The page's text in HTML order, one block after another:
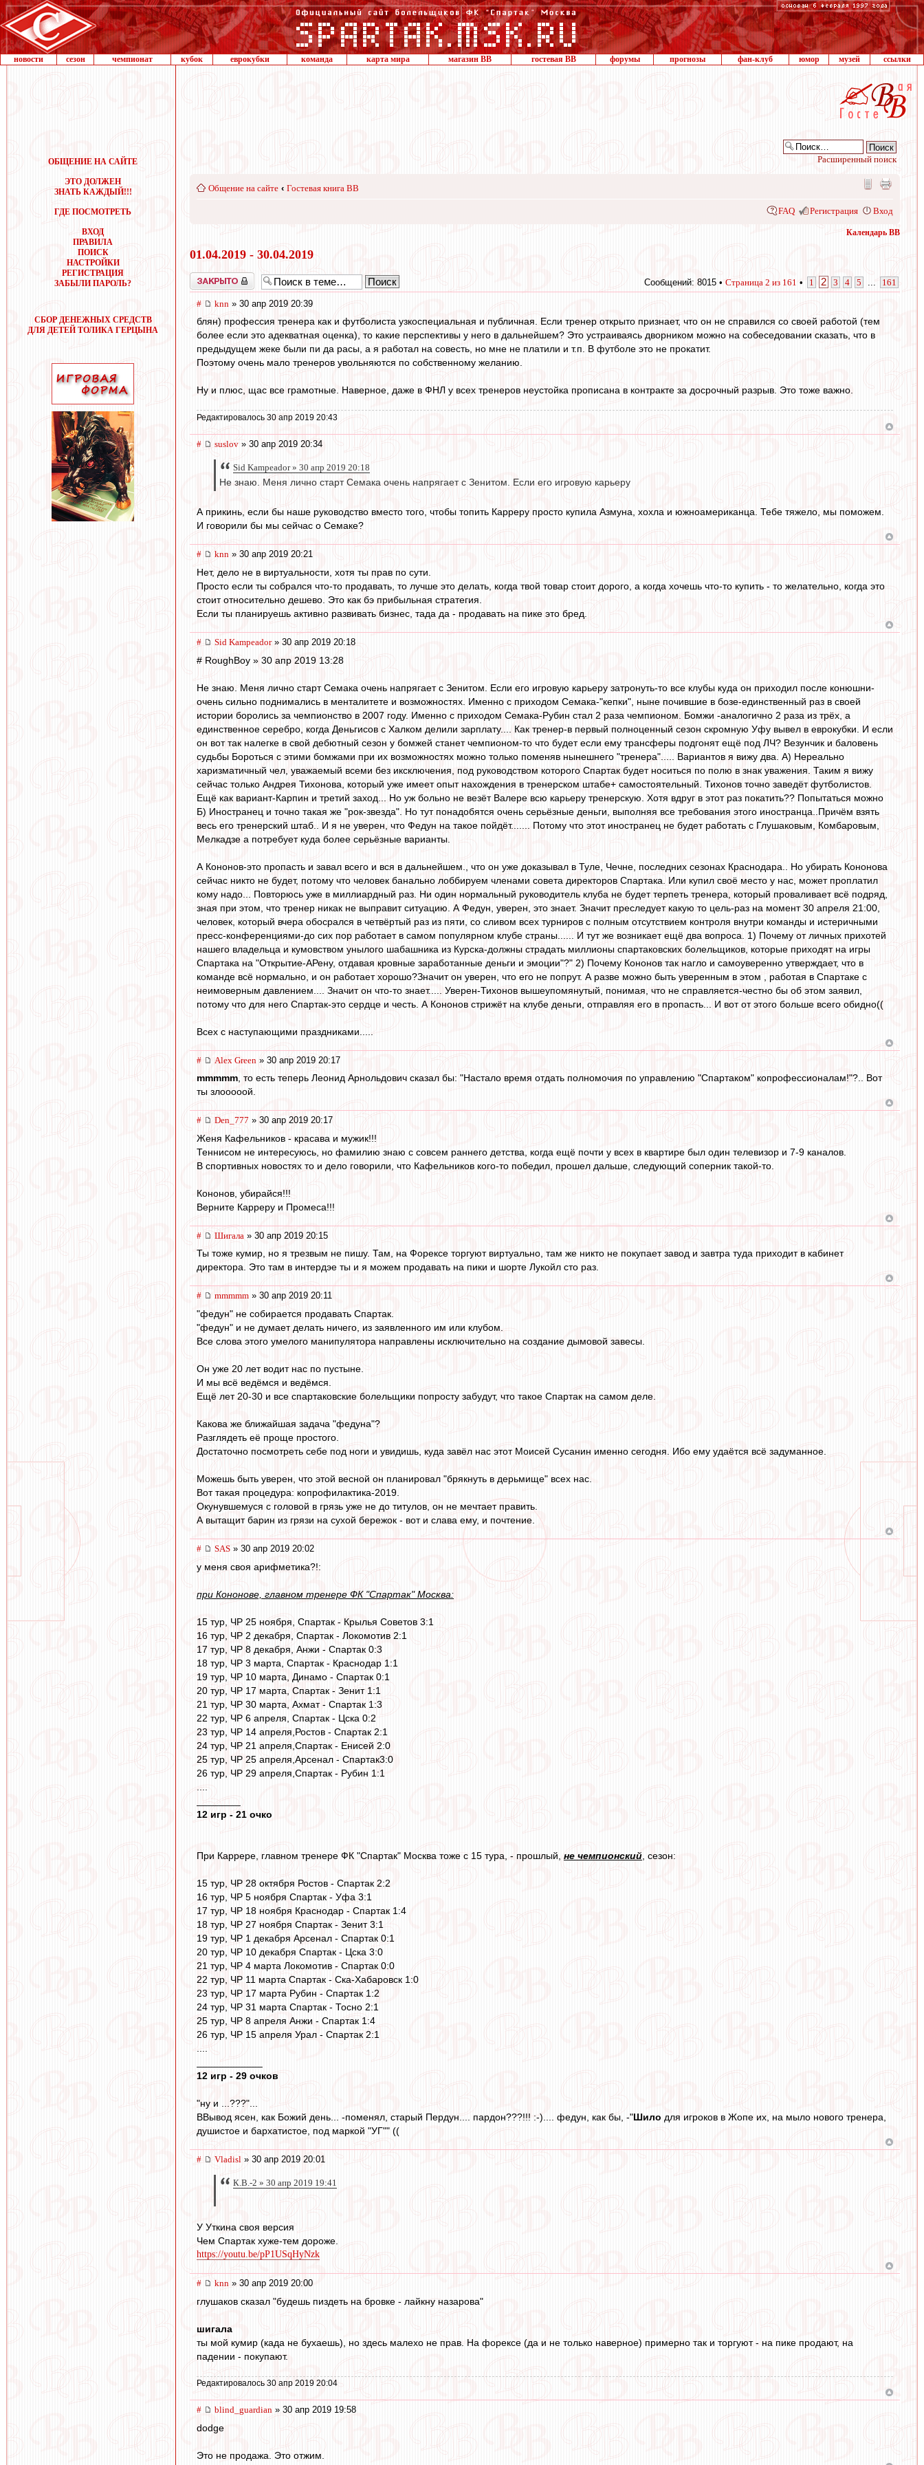
новости сезон чемпионат кубок еврокубки команда карта мира магазин ВВ гостевая ВВ форумы прогнозы фан-клуб юмор музей ссылки
ОБЩЕНИЕ НА САЙТЕ
ЭТО ДОЛЖЕН
ЗНАТЬ КАЖДЫЙ!!!
ГДЕ ПОСМОТРЕТЬ
ВХОД
ПРАВИЛА
ПОИСК
НАСТРОЙКИ
РЕГИСТРАЦИЯ
ЗАБЫЛИ ПАРОЛЬ?
СБОР ДЕНЕЖНЫХ СРЕДСТВ
ДЛЯ ДЕТЕЙ ТОЛИКА ГЕРЦЫНА
Расширенный поиск
Общение на сайте ‹ Гостевая книга ВВ
FAQ Регистрация Вход
Календарь ВВ
01.04.2019 - 30.04.2019
Закрыто Сообщений: 8015 • Страница 2 из 161 • 1 2 3 4 5 161
# knn » 30 апр 2019 20:39
блян) профессия тренера как и футболиста узкоспециальная и публичная. Если тренер открыто признает, что он не справился со своей работой (тем
более если это адекватная оценка), то какие перспективы у него в дальнейшем? Это устраиваясь дворником можно на собеседовании сказать, что в
предыдущем жеке были пи да расы, а я работал на совесть, но мне не платили и т.п. В футболе это не прокатит.
Поэтому очень мало тренеров увольняются по собственному желанию.
Ну и плюс, щас все грамотные. Наверное, даже в ФНЛ у всех тренеров неустойка прописана в контракте за досрочный разрыв. Это тоже важно.
Редактировалось 30 апр 2019 20:43
# suslov » 30 апр 2019 20:34
Sid Kampeador » 30 апр 2019 20:18
Не знаю. Меня лично старт Семака очень напрягает с Зенитом. Если его игровую карьеру
А прикинь, если бы наше руководство вместо того, чтобы топить Карреру просто купила Азмуна, хохла и южноамериканца. Тебе тяжело, мы поможем.
И говорили бы мы сейчас о Семаке?
# knn » 30 апр 2019 20:21
Нет, дело не в виртуальности, хотя ты прав по сути.
Просто если ты собрался что-то продавать, то лучше это делать, когда твой товар стоит дорого, а когда хочешь что-то купить - то желательно, когда это
стоит относительно дешево. Это как бэ прибыльная стратегия.
Если ты планируешь активно развивать бизнес, тада да - продавать на пике это бред.
# Sid Kampeador» 30 апр 2019 20:18
# RoughBoy » 30 апр 2019 13:28
Не знаю. Меня лично старт Семака очень напрягает с Зенитом. Если его игровую карьеру затронуть-то все клубы куда он приходил после конюшни-
очень сильно поднимались в менталитете и возможностях. Именно с приходом Семака-"кепки", ныне почившие в бозе-единственный раз в своей
истории боролись за чемпионство в 2007 году. Именно с приходом Семака-Рубин стал 2 раза чемпионом. Бомжи -аналогично 2 раза из трёх, а
единственное серебро, когда Деньгисов с Халком делили зарплату.... Как тренер-в первый полноценный сезон скромную Уфу вывел в еврокубки. И если
он вот так налегке в свой дебютный сезон у бомжей станет чемпионом-то что будет если ему трансферы подгонят ещё под ЛЧ? Везунчик и баловень
судьбы Бороться с этими бомжами при их возможностях можно только поменяв нынешнего "тренера"..... Вариантов я вижу два. А) Нереально
харизматичный чел, уважаемый всеми без иксключения, под руководством которого Спартак будет носиться по полю в знак уважения. Таким я вижу
сейчас только Андрея Тихонова, который уже имеет опыт нахождения в тренерском штабе+ самостоятельный. Тихонов точно заведёт футболистов.
Ещё как вариант-Карпин и третий заход... Но уж больно не везёт Валере всю карьеру тренерскую. Хотя вдруг в этот раз покатить?? Попытаться можно
Б) Иностранец и точно такая же "рок-звезда". Но тут понадобятся очень серьёзные деньги, выполняя все требования этого иностранца..Причём взять
весь его тренерский штаб.. И я не уверен, что Федун на такое пойдёт....... Потому что этот иностранец не будет работать с Глушаковым, Комбаровым,
Мелкадзе а потребует куда более серьёзные варианты.
А Кононов-это пропасть и завал всего и вся в дальнейшем., что он уже доказывал в Туле, Чечне, последних сезонах Краснодара.. Но убирать Кононова
сейчас никто не будет, потому что человек банально лоббируем членами совета директоров Спартака. Или купил своё место у нас, может проплатил
кому надо... Повторюсь уже в миллиардный раз. Ни один нормальный руководитель клуба не будет терпеть тренера, который проваливает всё подряд,
зная при этом, что тренер никак не выправит ситуацию. А Федун, уверен, это знает. Значит преследует какую то цель-раз на момент 30 апреля 21:00,
человек, который вчера обосрался в четвёртый раз из пяти, со сливом всех турниров с полным отсутствием контроля внутри команды и истеричными
пресс-конференциями-до сих пор работает в самом популярном клубе страны...... И тут же возникает ещё два вопроса. 1) Почему от личных прихотей
нашего владельца и кумовством унылого шабашника из Курска-должны страдать миллионы спартаковских болельщиков, которые приходят на игры
Спартака на "Открытие-АРену, отдавая кровные заработанные деньги и эмоции"?" 2) Почему Кононов так нагло и самоуверенно утверждает, что в
команде всё нормально, и он работает хорошо?Значит он уверен, что его не попрут. А разве можно быть уверенным в этом , работая в Спартаке с
неимоверным давлением.... Значит он что-то знает..... Уверен-Тихонов вышеупомянутый, понимая, что не справляется-честно бы об этом заявил,
потому что для него Спартак-это сердце и честь. А Кононов стрижёт на клубе деньги, отправляя его в пропасть... И вот от этого больше всего обидно((
Всех с наступающими праздниками.....
# Alex Green » 30 апр 2019 20:17
mmmmm , то есть теперь Леонид Арнольдович сказал бы: "Настало время отдать полномочия по управлению "Спартаком" копрофессионалам!"?.. Вот
ты злооооой.
# Den_777 » 30 апр 2019 20:17
Женя Кафельников - красава и мужик!!!
Теннисом не интересуюсь, но фамилию знаю с совсем раннего детства, когда ещё почти у всех в квартире был один телевизор и 7-9 каналов.
В спортивных новостях то и дело говорили, что Кафельников кого-то победил, прошел дальше, следующий соперник такой-то.
Кононов, убирайся!!!
Верните Карреру и Промеса!!!
# Шигала » 30 апр 2019 20:15
Ты тоже кумир, но я трезвым не пишу. Там, на Форексе торгуют виртуально, там же никто не покупает завод и завтра туда приходит в кабинет
директора. Это там в интердэе ты и я можем продавать на пики и шорте Лукойл сто раз.
# mmmmm » 30 апр 2019 20:11
"федун" не собирается продавать Спартак.
"федун" и не думает делать ничего, из заявленного им или клубом.
Все слова этого умелого манипулятора направлены исключительно на создание дымовой завесы.
Он уже 20 лет водит нас по пустыне.
И мы всё ведёмся и ведёмся.
Ещё лет 20-30 и все спартаковские болельщики попросту забудут, что такое Спартак на самом деле.
Какова же ближайшая задача "федуна"?
Разглядеть её проще простого.
Достаточно посмотреть себе под ноги и увидишь, куда завёл нас этот Моисей Сусанин именно сегодня. Ибо ему удаётся всё задуманное.
Можешь быть уверен, что этой весной он планировал "брякнуть в дерьмище" всех нас.
Вот такая процедура: копрофилактика-2019.
Окунувшемуся с головой в грязь уже не до титулов, он не мечтает править.
А вытащит барин из грязи на сухой бережок - вот и слава ему, и почтение.
# SAS » 30 апр 2019 20:02
у меня своя арифметика?!:
при Кононове, главном тренере ФК "Спартак" Москва:
15 тур, ЧР 25 ноября, Спартак - Крылья Советов 3:1
16 тур, ЧР 2 декабря, Спартак - Локомотив 2:1
17 тур, ЧР 8 декабря, Анжи - Спартак 0:3
18 тур, ЧР 3 марта, Спартак - Краснодар 1:1
19 тур, ЧР 10 марта, Динамо - Спартак 0:1
20 тур, ЧР 17 марта, Спартак - Зенит 1:1
21 тур, ЧР 30 марта, Ахмат - Спартак 1:3
22 тур, ЧР 6 апреля, Спартак - Цска 0:2
23 тур, ЧР 14 апреля,Ростов - Спартак 2:1
24 тур, ЧР 21 апреля,Спартак - Енисей 2:0
25 тур, ЧР 25 апреля,Арсенал - Спартак3:0
26 тур, ЧР 29 апреля,Спартак - Рубин 1:1
12 игр - 21 очко
При Каррере, главном тренере ФК "Спартак" Москва тоже с 15 тура, - прошлый, не чемпионский , сезон:
15 тур, ЧР 28 октября Ростов - Спартак 2:2
16 тур, ЧР 5 ноября Спартак - Уфа 3:1
17 тур, ЧР 18 ноября Краснодар - Спартак 1:4
18 тур, ЧР 27 ноября Спартак - Зенит 3:1
19 тур, ЧР 1 декабря Арсенал - Спартак 0:1
20 тур, ЧР 10 декабря Спартак - Цска 3:0
21 тур, ЧР 4 марта Локомотив - Спартак 0:0
22 тур, ЧР 11 марта Спартак - Ска-Хабаровск 1:0
23 тур, ЧР 17 марта Рубин - Спартак 1:2
24 тур, ЧР 31 марта Спартак - Тосно 2:1
25 тур, ЧР 8 апреля Анжи - Спартак 1:4
26 тур, ЧР 15 апреля Урал - Спартак 2:1
12 игр - 29 очков
"ну и ...???"...
ВВывод ясен, как Божий день... -поменял, старый Пердун.... пардон???!!! :-).... федун, как бы, -"Шило для игроков в Жопе их, на мыло нового тренера,
душистое и бархатистое, под маркой "УГ"" ((
# Vladisl » 30 апр 2019 20:01
К.В.-2 » 30 апр 2019 19:41
У Уткина своя версия
Чем Спартак хуже-тем дороже.
https://youtu.be/pP1USqHyNzk
# knn » 30 апр 2019 20:00
глушаков сказал "будешь пиздеть на бровке - лайкну назарова"
шигала
ты мой кумир (када не бухаешь), но здесь малехо не прав. На форексе (да и не только наверное) примерно так и торгуют - на пике продают, на
падении - покупают.
Редактировалось 30 апр 2019 20:04
# blind_guardian » 30 апр 2019 19:58
dodge
Это не продажа. Это отжим.